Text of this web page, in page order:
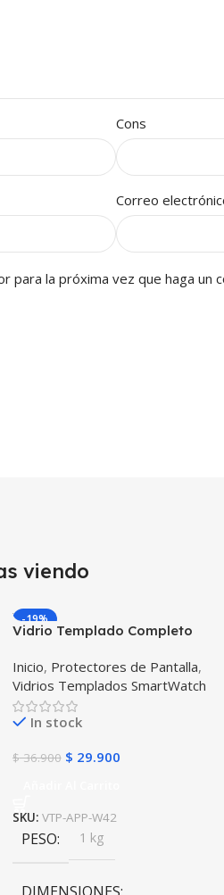
Cons
Correo
la próxima vez que haga un
viendo
-19%
Vidrio Templado Completo
Inicio, Protectores de Pantalla,
Vidrios Templados SmartWatch
In stock
$36.900 $ 29.900
SKU: VTP-APP-W42
PESO 1 kg